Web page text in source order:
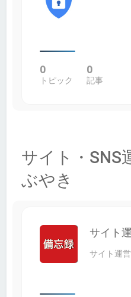
0
トピック
0
記事
サイト・SNS
ぶやき
サイト
サイト運